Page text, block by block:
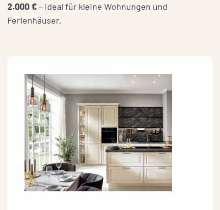
2.000 €– ideal für kleine Wohnungen und
Ferienhäuser.